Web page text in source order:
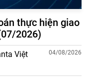
thực hiện giao
2026)
Việt
04/08/2026